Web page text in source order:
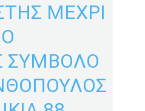
ΜΕΧΡΙ
ΣΥΜΒΟΛΟ